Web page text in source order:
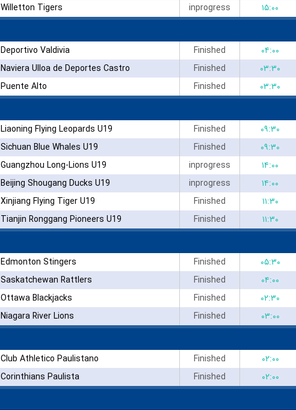
Willetton Tigers inprogress
۱۵:۰۰
Deportivo Valdivia Finished
۰۴:۰۰
Naviera Ulloa de Deportes Castro Finished
۰۳:۳۰
Puente Alto Finished
۰۳:۳۰
Liaoning Flying Leopards U19 Finished
۰۹:۳۰
Sichuan Blue Whales U19 Finished
۰۹:۳۰
Guangzhou Long-Lions U19 inprogress
۱۴:۰۰
Beijing Shougang Ducks U19 inprogress
۱۴:۰۰
Xinjiang Flying Tiger U19 Finished
۱۱:۳۰
Tianjin Ronggang Pioneers U19 Finished
۱۱:۳۰
Edmonton Stingers Finished
۰۵:۳۰
Saskatchewan Rattlers Finished
۰۴:۰۰
Ottawa Blackjacks Finished
۰۲:۳۰
Niagara River Lions Finished
۰۳:۰۰
Club Athletico Paulistano Finished
۰۲:۰۰
Corinthians Paulista Finished
۰۲:۰۰